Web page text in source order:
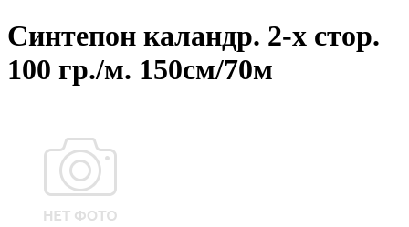
Синтепон каландр. 2-х стор.
100 гр./м. 150см/70м